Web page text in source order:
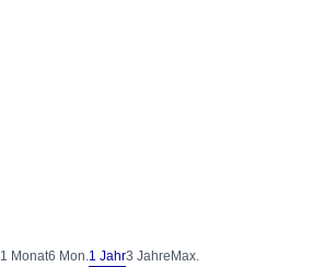
1 Monat6 Mon.1 Jahr3 Jahre Max.